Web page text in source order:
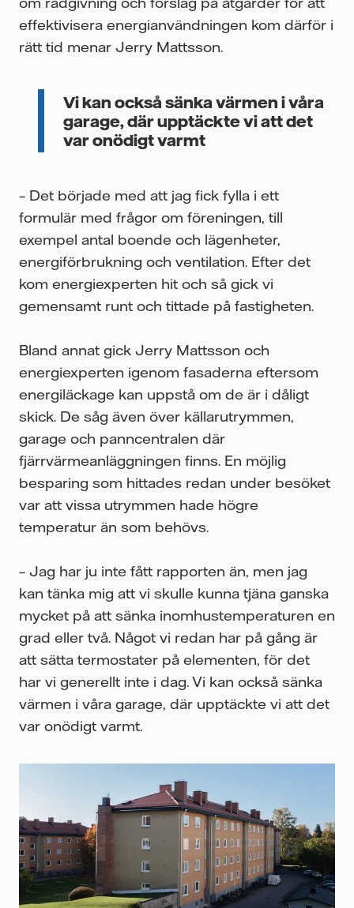
effektivisera energianvändningen kom därför i
rätt tid menar Jerry Mattsson.
Vi kan också sänka värmen i våra
garage, där upptäckte vi att det
var onödigt varmt
– Det började med att jag fick fylla i ett
formulär med frågor om föreningen, till
exempel antal boende och lägenheter,
energiförbrukning och ventilation. Efter det
kom energiexperten hit och så gick vi
gemensamt runt och tittade på fastigheten.
Bland annat gick Jerry Mattsson och
energiexperten igenom fasaderna eftersom
energiläckage kan uppstå om de är i dåligt
skick. De såg även över källarutrymmen,
garage och panncentralen där
fjärrvärmeanläggningen finns. En möjlig
besparing som hittades redan under besöket
var att vissa utrymmen hade högre
temperatur än som behövs.
– Jag har ju inte fått rapporten än, men jag
kan tänka mig att vi skulle kunna tjäna ganska
mycket på att sänka inomhustemperaturen en
grad eller två. Något vi redan har på gång är
att sätta termostater på elementen, för det
har vi generellt inte i dag. Vi kan också sänka
värmen i våra garage, där upptäckte vi att det
var onödigt varmt.